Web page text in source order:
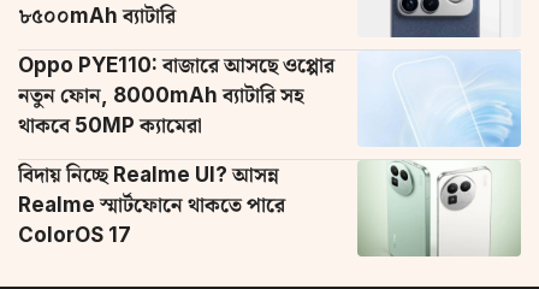
৮৫০০mAh ব্যাটারি
Oppo PYE110: বাজারে আসছে ওপ্পোর
নতুন ফোন, 8000mAh ব্যাটারি সহ
থাকবে 50MP ক্যামেরা
বিদায় নিচ্ছে Realme UI? আসন্ন
Realme স্মার্টফোনে থাকতে পারে
ColorOS 17